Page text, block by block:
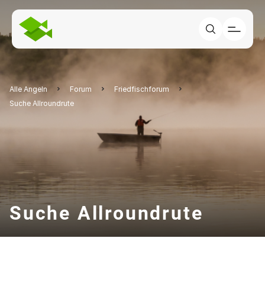
Alle Angeln Forum
Friedfischforum
Suche Allroundrute
Suche Allroundrute